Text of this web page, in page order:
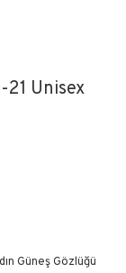
21 Unisex
Güneş Gözlüğü